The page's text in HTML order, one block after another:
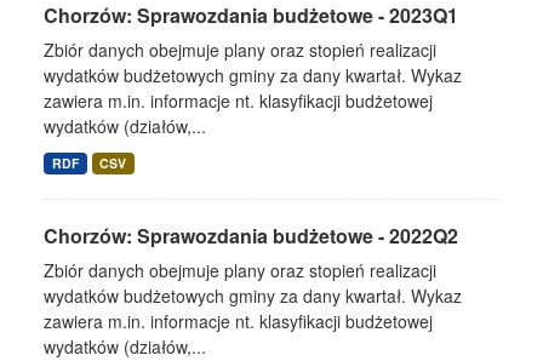
Chorzów: Sprawozdania budżetowe - 2023Q1
Zbiór danych obejmuje plany oraz stopień realizacji
wydatków budżetowych gminy za dany kwartał. Wykaz
zawiera m.in. informacje nt. klasyfikacji budżetowej
wydatków (działów,...
RDF CSV
Chorzów: Sprawozdania budżetowe - 2022Q2
Zbiór danych obejmuje plany oraz stopień realizacji
wydatków budżetowych gminy za dany kwartał. Wykaz
zawiera m.in. informacje nt. klasyfikacji budżetowej
wydatków (działów,...